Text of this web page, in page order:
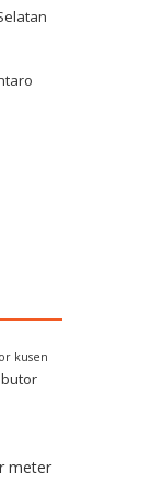
kusen
meter